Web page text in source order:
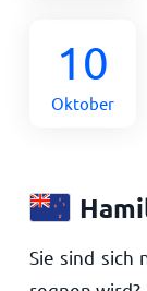
10
Oktober
Sie sind sich